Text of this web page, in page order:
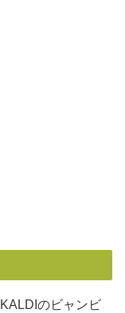
のビャンビ